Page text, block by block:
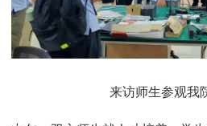
来访师生参观我